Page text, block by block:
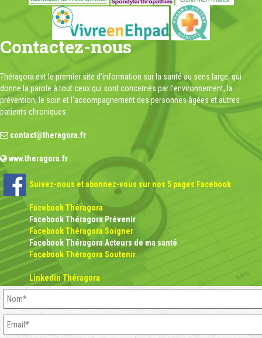
Contactez-nous
Théragora est le premier site d'information sur la santé au sens large, qui
donne la parole à tout ceux qui sont concernés par l'environnement, la
prévention, le soin et l'accompagnement des personnes âgées et autres
patients chroniques.
contact@theragora.fr
www.theragora.fr
Suivez-nous et abonnez-vous sur nos 5 pages Facebook
Facebook Théragora
Facebook Théragora Prévenir
Facebook Théragora Soigner
Facebook Théragora Acteurs de ma santé
Facebook Théragora Soutenir
Linkedin Théragora